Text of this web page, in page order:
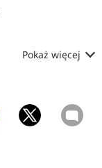
Pokaż więcej